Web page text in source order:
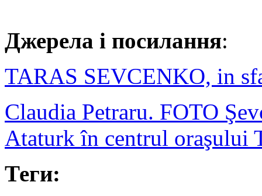
Джерела і посилання:
TARAS SEVCENKO, in
Claudia Petraru. FOTO
Ataturk în centrul oraşului
Теги: